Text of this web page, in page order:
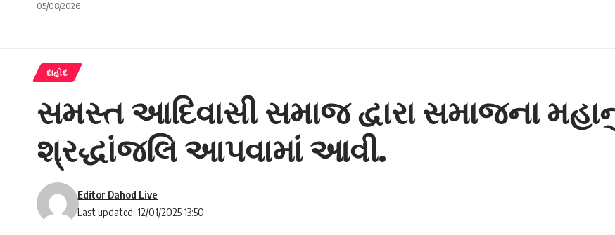
05/08/2026
દાહોદ
સમસ્ત આદિવાસી સમાજ દ્વારા સમાજના
શ્રદ્ધાંજલિ આપવામાં આવી.
Last updated: 12/01/2025 13:50
Editor Dahod Live